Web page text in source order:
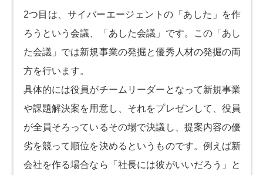
2つ目は、サイバーエージェントの「あした」を作
ろうという会議、「あした会議」です。この「あし
た会議」では新規事業の発掘と優秀人材の発掘の両
方を行います。
具体的には役員がチームリーダーとなって新規事業
や課題解決案を用意し、それをプレゼンして、役員
が全員そろっているその場で決議し、提案内容の優
劣を競って順位を決めるというものです。例えば新
会社を作る場合なら「社長には彼がいいだろう」と